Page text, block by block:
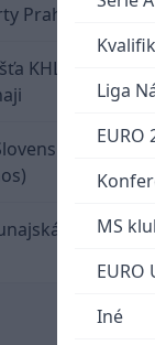
Liga
EURO
MS
EURO
Iné
Praha
KHL. Patrik
U18 /
Streda /